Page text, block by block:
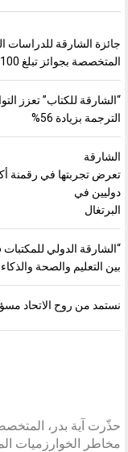
جائزة الشارقة للدراسات
المتخصصة بجوائز تبلغ 100 ألف دولار
الترجمة بزيادة 56%
الشارقة
دوليين في
البرتغال
بين التعليم والصحة
نستمد من روح الاتحاد
حذّرت آية بدر،
مخاطر الخوارزميات